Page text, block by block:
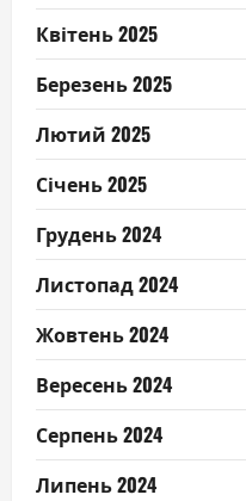
Квітень 2025
Березень 2025
Лютий 2025
Січень 2025
Грудень 2024
Листопад 2024
Жовтень 2024
Вересень 2024
Серпень 2024
Липень 2024